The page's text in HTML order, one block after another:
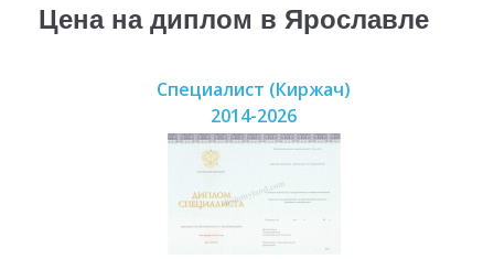
Цена на диплом в Ярославле
Специалист (Киржач)
2014-2026